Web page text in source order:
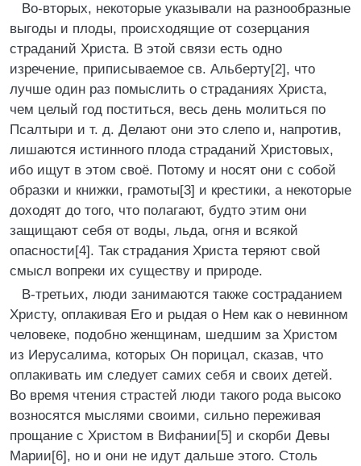
Во-вторых, некоторые указывали на разнообразные
выгоды и плоды, происходящие от созерцания
страданий Христа. В этой связи есть одно
изречение, приписываемое св. Альберту[2], что
лучше один раз помыслить о страданиях Христа,
чем целый год поститься, весь день молиться по
Псалтыри и т. д. Делают они это слепо и, напротив,
лишаются истинного плода страданий Христовых,
ибо ищут в этом своё. Потому и носят они с собой
образки и книжки, грамоты[3] и крестики, а некоторые
доходят до того, что полагают, будто этим они
защищают себя от воды, льда, огня и всякой
опасности[4]. Так страдания Христа теряют свой
смысл вопреки их существу и природе.
В-третьих, люди занимаются также состраданием
Христу, оплакивая Его и рыдая о Нем как о невинном
человеке, подобно женщинам, шедшим за Христом
из Иерусалима, которых Он порицал, сказав, что
оплакивать им следует самих себя и своих детей.
Во время чтения страстей люди такого рода высоко
возносятся мыслями своими, сильно переживая
прощание с Христом в Вифании[5] и скорби Девы
Марии[6], но и они не идут дальше этого. Столь